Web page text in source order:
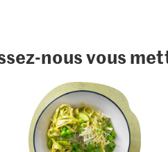
nous vous